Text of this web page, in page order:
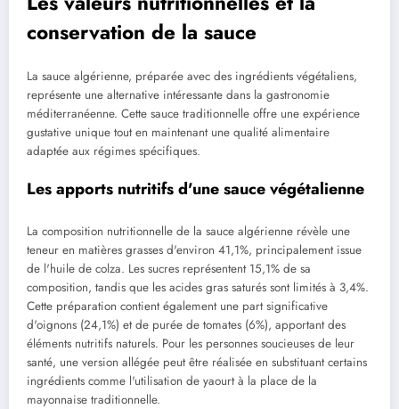
conservation de la sauce
La sauce algérienne, préparée avec des ingrédients végétaliens,
représente une alternative intéressante dans la gastronomie
méditerranéenne. Cette sauce traditionnelle offre une expérience
gustative unique tout en maintenant une qualité alimentaire
adaptée aux régimes spécifiques.
Les apports nutritifs d'une sauce végétalienne
La composition nutritionnelle de la sauce algérienne révèle une
teneur en matières grasses d'environ 41,1%, principalement issue
de l'huile de colza. Les sucres représentent 15,1% de sa
composition, tandis que les acides gras saturés sont limités à 3,4%.
Cette préparation contient également une part significative
d'oignons (24,1%) et de purée de tomates (6%), apportant des
éléments nutritifs naturels. Pour les personnes soucieuses de leur
santé, une version allégée peut être réalisée en substituant certains
ingrédients comme l'utilisation de yaourt à la place de la
mayonnaise traditionnelle.